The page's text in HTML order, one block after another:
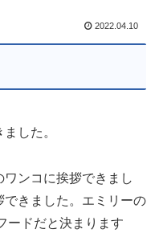
2022.04.10
した。
ンコに挨拶できまし
きました。エミリーの
ドだと決まります